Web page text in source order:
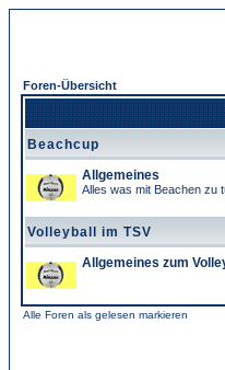
Foren-Übersicht
Beachcup
Allgemeines
Alles was mit Beachen zu
Volleyball im TSV
Allgemeines zum
Alle Foren als gelesen markieren